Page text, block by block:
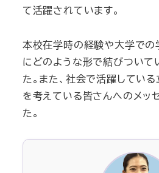
て活躍されています。
本校在学時の経験や大学での
にどのような形で結びついて
た。また、社会で活躍してい
を考えている皆さんへのメッ
た。